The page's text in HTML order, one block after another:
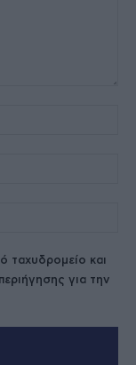
ταχυδρομείο και
για την